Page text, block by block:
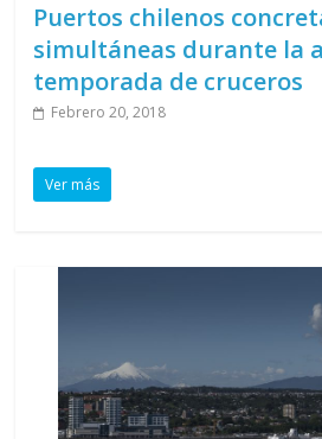
Puertos chilenos
simultáneas durante la
temporada de cruceros
Febrero 20, 2018
Ver más